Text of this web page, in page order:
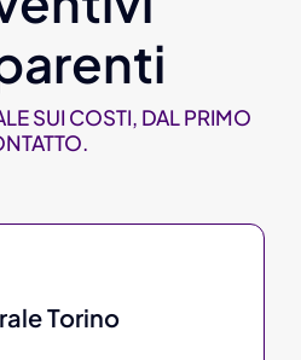
SUI COSTI, DAL PRIMO
Torino